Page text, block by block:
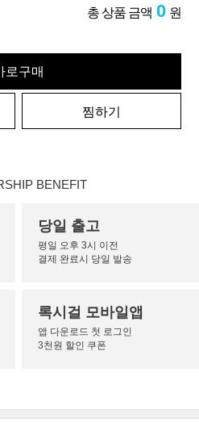
총 상품 금액 0 원
로구매
찜하기
BENEFIT
당일 출고
평일 오후 3시 이전
결제 완료시 당일 발송
록시걸 모바일앱
앱 다운로드 첫 로그인
3천원 할인 쿠폰